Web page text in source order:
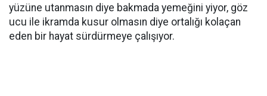
yüzüne utanmasın diye bakmada yemeğini yiyor, göz
ucu ile ikramda kusur olmasın diye ortalığı kolaçan
eden bir hayat sürdürmeye çalışıyor.